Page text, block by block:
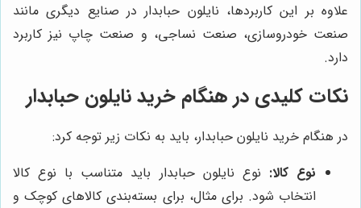
علاوه بر این کاربردها، نایلون حبابدار در صنایع دیگری مانند
صنعت خودروسازی، صنعت نساجی، و صنعت چاپ نیز کاربرد
دارد.
نکات کلیدی در هنگام خرید نایلون حبابدار
در هنگام خرید نایلون حبابدار، باید به نکات زیر توجه کرد:
نوع کالا: نوع نایلون حبابدار باید متناسب با نوع کالا
انتخاب شود. برای مثال، برای بسته‌بندی کالاهای کوچک و